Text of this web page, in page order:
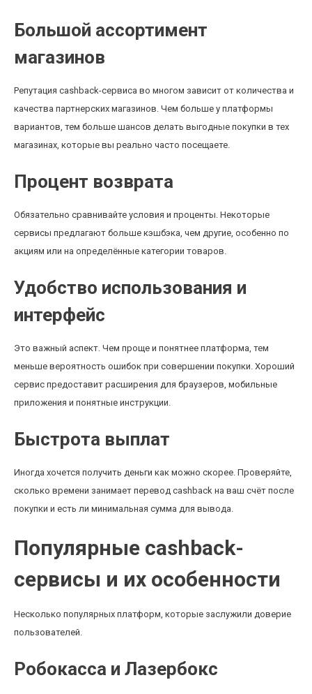
Большой ассортимент
магазинов
Репутация cashback-сервиса во многом зависит от количества и
качества партнерских магазинов. Чем больше у платформы
вариантов, тем больше шансов делать выгодные покупки в тех
магазинах, которые вы реально часто посещаете.
Процент возврата
Обязательно сравнивайте условия и проценты. Некоторые
сервисы предлагают больше кэшбэка, чем другие, особенно по
акциям или на определённые категории товаров.
Удобство использования и
интерфейс
Это важный аспект. Чем проще и понятнее платформа, тем
меньше вероятность ошибок при совершении покупки. Хороший
сервис предоставит расширения для браузеров, мобильные
приложения и понятные инструкции.
Быстрота выплат
Иногда хочется получить деньги как можно скорее. Проверяйте,
сколько времени занимает перевод cashback на ваш счёт после
покупки и есть ли минимальная сумма для вывода.
Популярные cashback-
сервисы и их особенности
Несколько популярных платформ, которые заслужили доверие
пользователей.
Робокасса и Лазербокс